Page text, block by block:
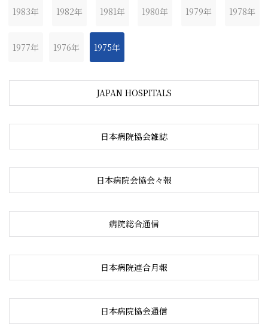
1983年 1982年 1981年 1980年 1979年 1978年
1977年 1976年 1975年
JAPAN HOSPITALS
日本病院協会雑誌
日本病院会協会々報
病院総合通信
日本病院連合月報
日本病院協会通信